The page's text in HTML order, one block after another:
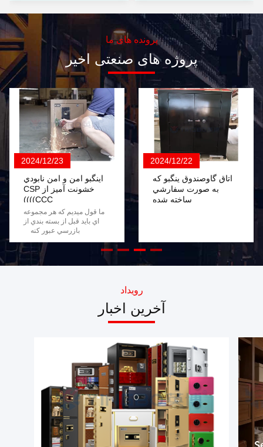
پرونده های ما
پروژه های صنعتی اخیر
2024/12/22
اتاق گاوصندوق ينگبو که
به صورت سفارشي
ساخته شده
2024/12/23
اينگبو امن و امن نابودي
خشونت آمیز از CSP
((CCC))
ما قول ميديم که هر مجموعه
اي بايد قبل از بسته بندي از
بازرسي عبور کنه
رویداد
آخرین اخبار